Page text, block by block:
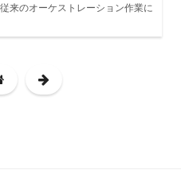
来のオーケストレーション作業に